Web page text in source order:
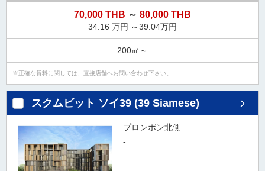
70,000 THB ～ 80,000 THB
34.16 万円 ～39.04万円
200㎡～
正確な賃料に関しては、直接店舗へお問い合わせ下さい。
スクムビット ソイ39 (39 Siamese)
プロンポン北側
-